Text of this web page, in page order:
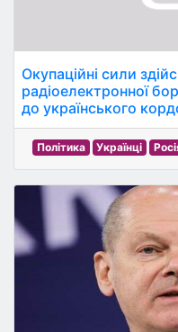
Окупаційні сили
радіоелектронної
до українського
Політика Українці